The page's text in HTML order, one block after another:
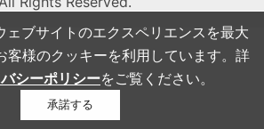
ブサイトのエクスペリエンスを最大
客様のクッキーを利用しています。詳
シーポリシーをご覧ください。
承諾する